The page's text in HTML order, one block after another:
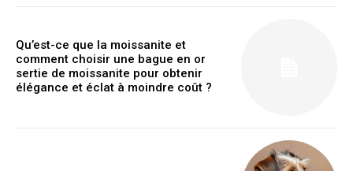
Qu’est-ce que la moissanite et
comment choisir une bague en or
sertie de moissanite pour obtenir
élégance et éclat à moindre coût ?